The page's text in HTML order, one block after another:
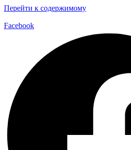
Перейти к содержимому
Facebook